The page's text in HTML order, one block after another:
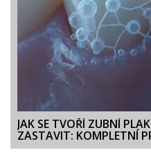
JAK SE TVOŘÍ ZUBNÍ
ZASTAVIT: KOMPLETNÍ